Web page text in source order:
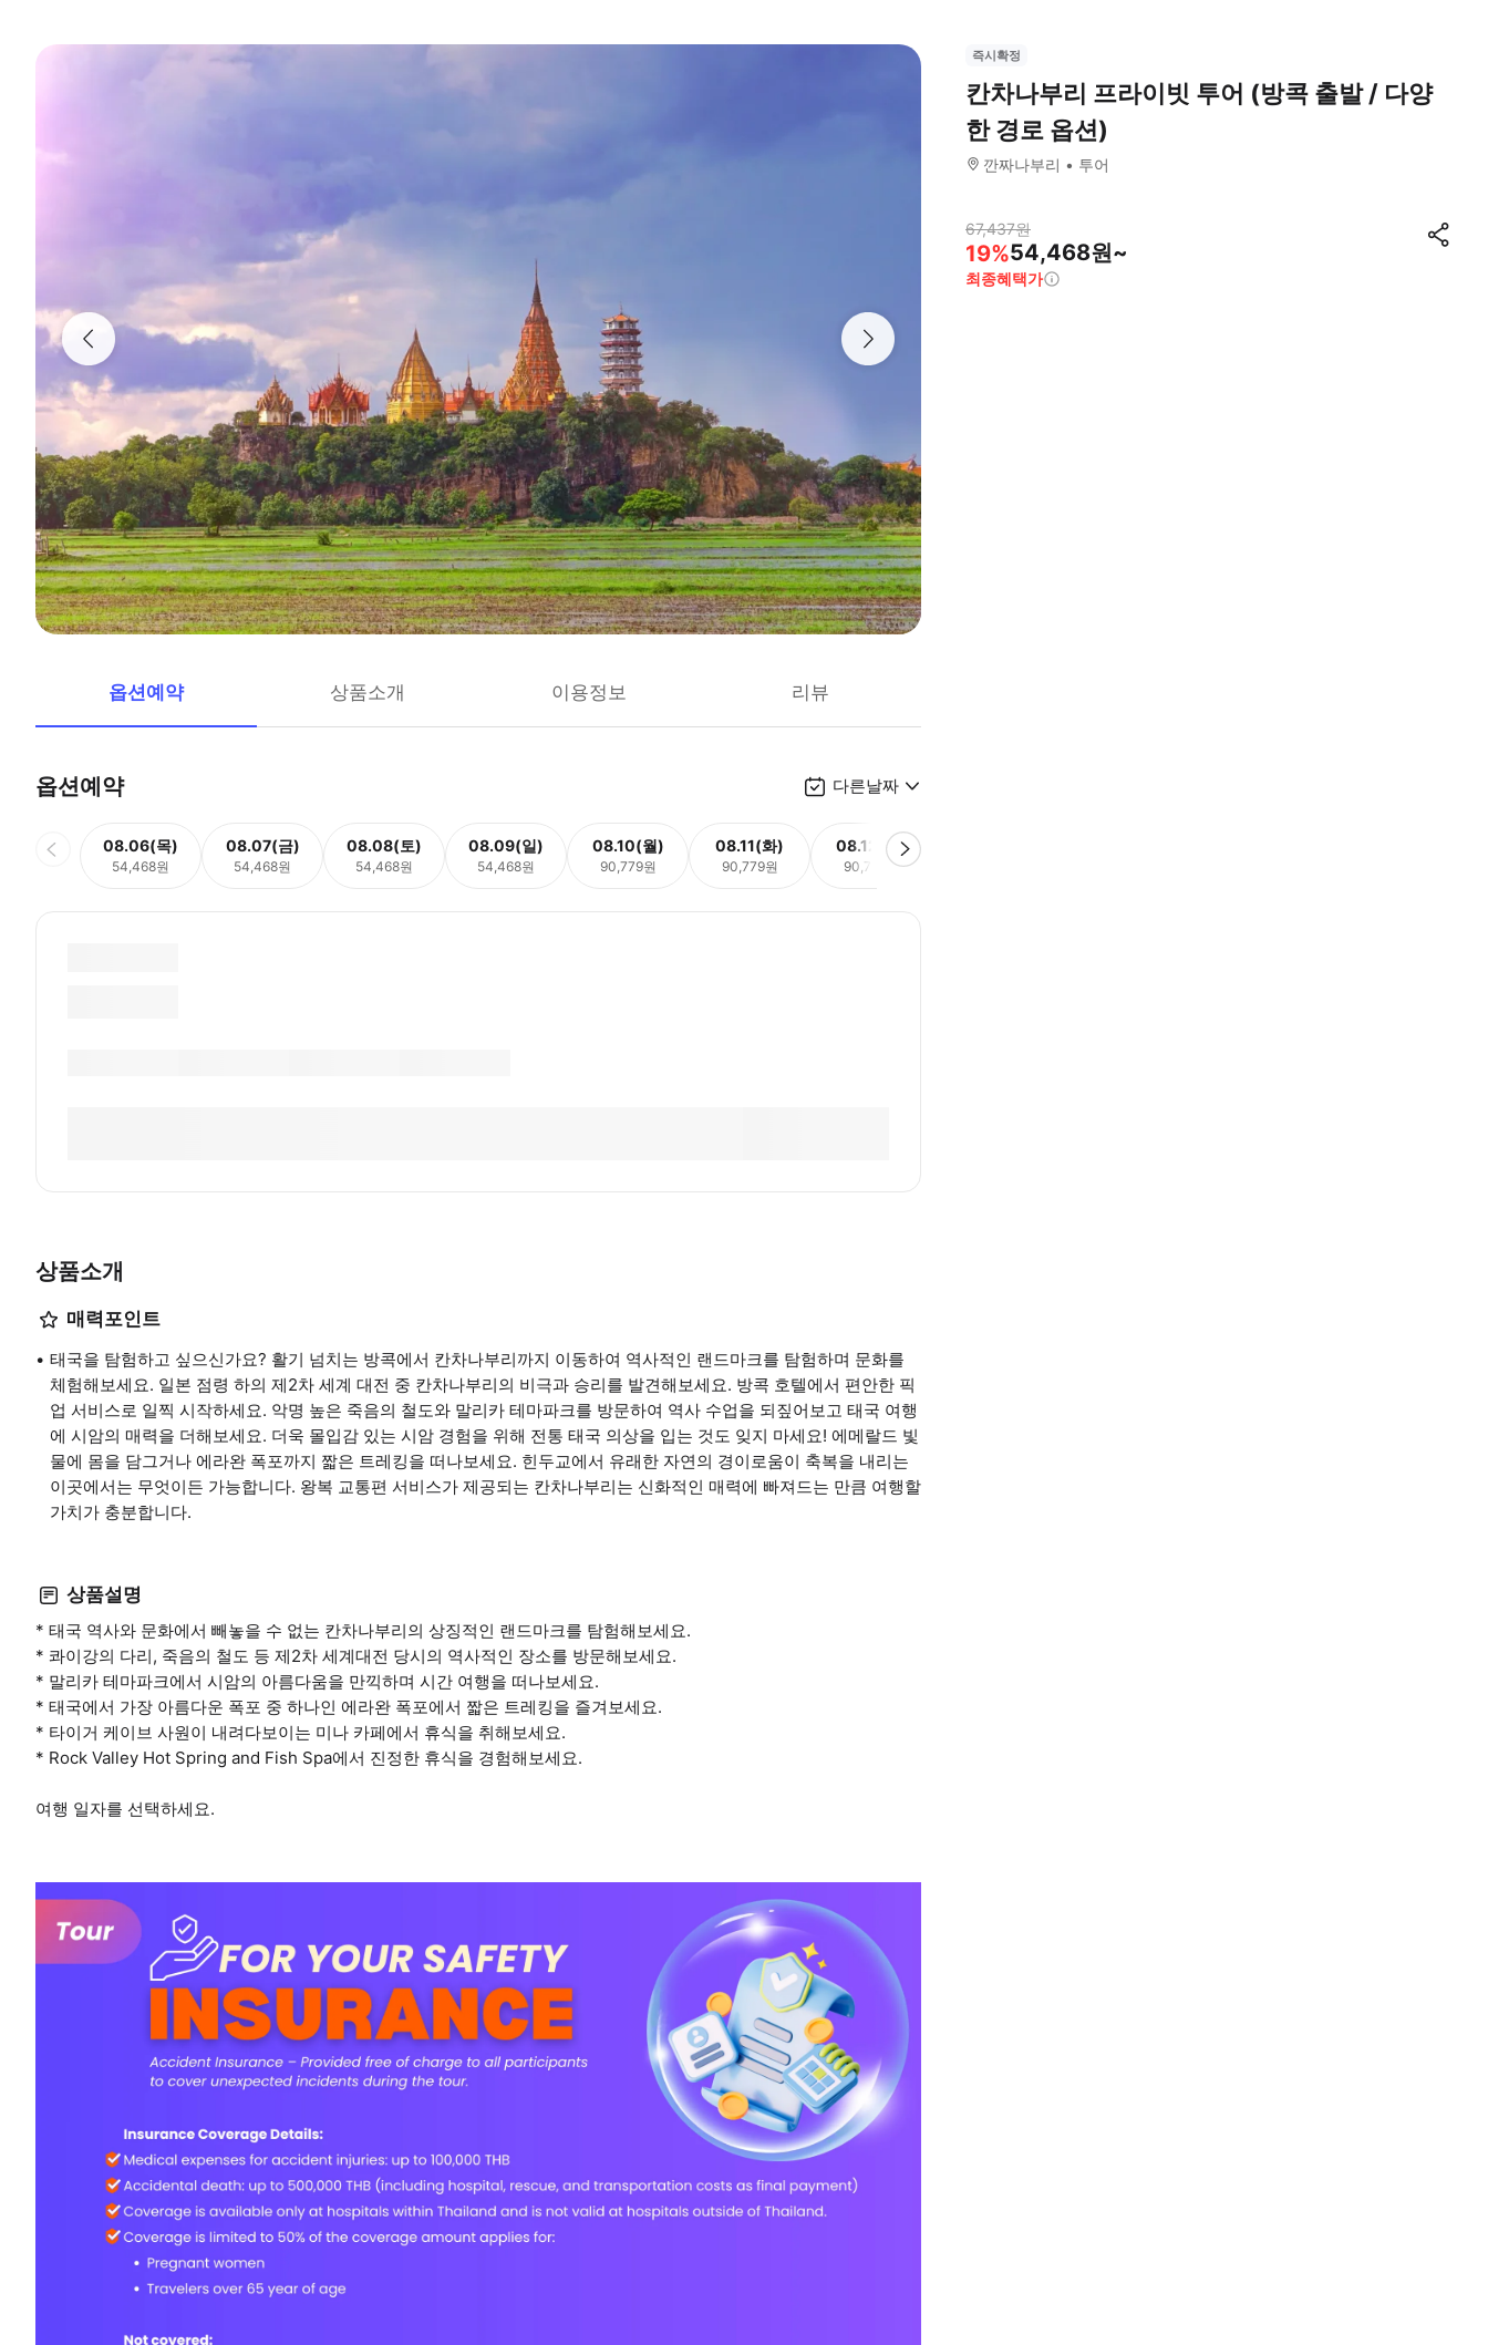
옵션예약 상품소개 이용정보 리뷰
옵션예약 다른날짜
08.06(목)
54,468원
08.07(금)
54,468원
08.08(토)
54,468원
08.09(일)
54,468원
08.10(월)
90,779원
08.11(화)
90,779원
08.12(수)
90,779원
상품소개
매력포인트
태국을 탐험하고 싶으신가요? 활기 넘치는 방콕에서 칸차나부리까지 이동하여 역사적인 랜드마크를 탐험하며 문화를
체험해보세요. 일본 점령 하의 제2차 세계 대전 중 칸차나부리의 비극과 승리를 발견해보세요. 방콕 호텔에서 편안한 픽
업 서비스로 일찍 시작하세요. 악명 높은 죽음의 철도와 말리카 테마파크를 방문하여 역사 수업을 되짚어보고 태국 여행
에 시암의 매력을 더해보세요. 더욱 몰입감 있는 시암 경험을 위해 전통 태국 의상을 입는 것도 잊지 마세요! 에메랄드 빛
물에 몸을 담그거나 에라완 폭포까지 짧은 트레킹을 떠나보세요. 힌두교에서 유래한 자연의 경이로움이 축복을 내리는
이곳에서는 무엇이든 가능합니다. 왕복 교통편 서비스가 제공되는 칸차나부리는 신화적인 매력에 빠져드는 만큼 여행할
가치가 충분합니다.
상품설명
* 태국 역사와 문화에서 빼놓을 수 없는 칸차나부리의 상징적인 랜드마크를 탐험해보세요.
* 콰이강의 다리, 죽음의 철도 등 제2차 세계대전 당시의 역사적인 장소를 방문해보세요.
* 말리카 테마파크에서 시암의 아름다움을 만끽하며 시간 여행을 떠나보세요.
* 태국에서 가장 아름다운 폭포 중 하나인 에라완 폭포에서 짧은 트레킹을 즐겨보세요.
* 타이거 케이브 사원이 내려다보이는 미나 카페에서 휴식을 취해보세요.
* Rock Valley Hot Spring and Fish Spa에서 진정한 휴식을 경험해보세요.
여행 일자를 선택하세요.
즉시확정
칸차나부리 프라이빗 투어 (방콕 출발 / 다양
한 경로 옵션)
깐짜나부리 투어
67,437원
19%54,468원~
최종혜택가